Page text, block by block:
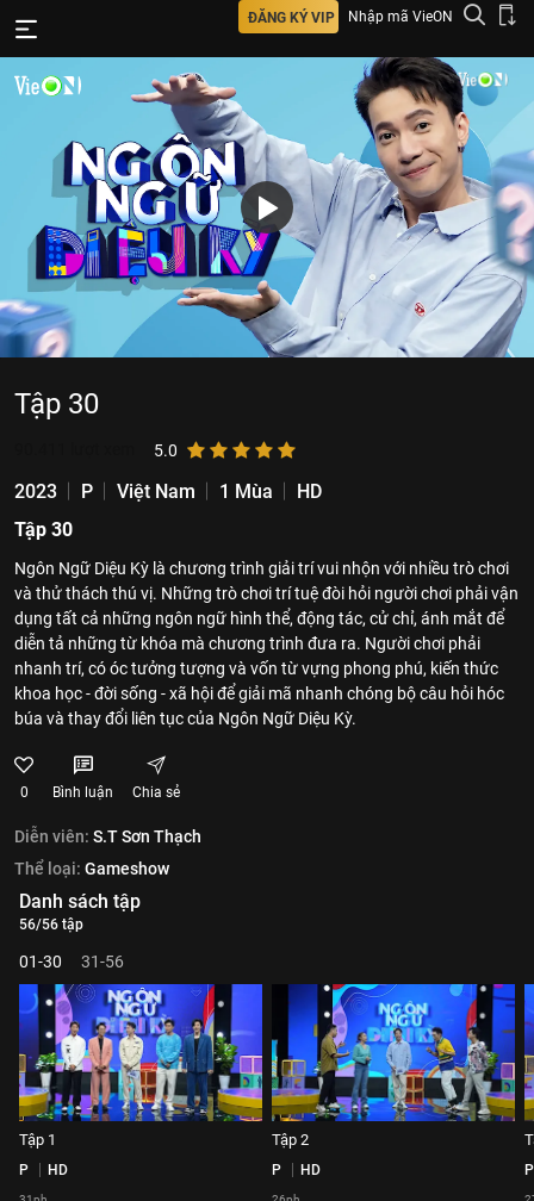
ĐĂNG KÝ VIP Nhập mã VieON
Tập 30
5.0
2023 P Việt Nam 1 Mùa
HD
Tập 30
Ngôn Ngữ Diệu Kỳ là chương trình giải trí vui nhộn với nhiều trò chơi
và thử thách thú vị. Những trò chơi trí tuệ đòi hỏi người chơi phải vận
dụng tất cả những ngôn ngữ hình thể, động tác, cử chỉ, ánh mắt để
diễn tả những từ khóa mà chương trình đưa ra. Người chơi phải
nhanh trí, có óc tưởng tượng và vốn từ vựng phong phú, kiến thức
khoa học - đời sống - xã hội để giải mã nhanh chóng bộ câu hỏi hóc
búa và thay đổi liên tục của Ngôn Ngữ Diệu Kỳ.
0 Bình luận Chia sẻ
Diễn viên: S.T Sơn Thạch
Thể loại: Gameshow
Danh sách tập
56/56 tập
01-30 31-56
Tập 1
P HD
Tập 2
P HD P